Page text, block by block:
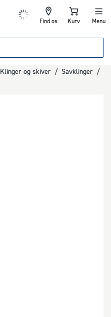
Find os Kurv Menu
Klinger og skiver / Savklinger /